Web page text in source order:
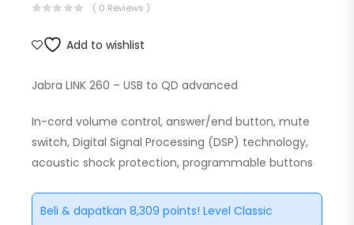
( 0 Reviews )
Add to wishlist
Jabra LINK 260 – USB to QD advanced
In-cord volume control, answer/end button, mute
switch, Digital Signal Processing (DSP) technology,
acoustic shock protection, programmable buttons
Beli & dapatkan 8,309 points! Level Classic